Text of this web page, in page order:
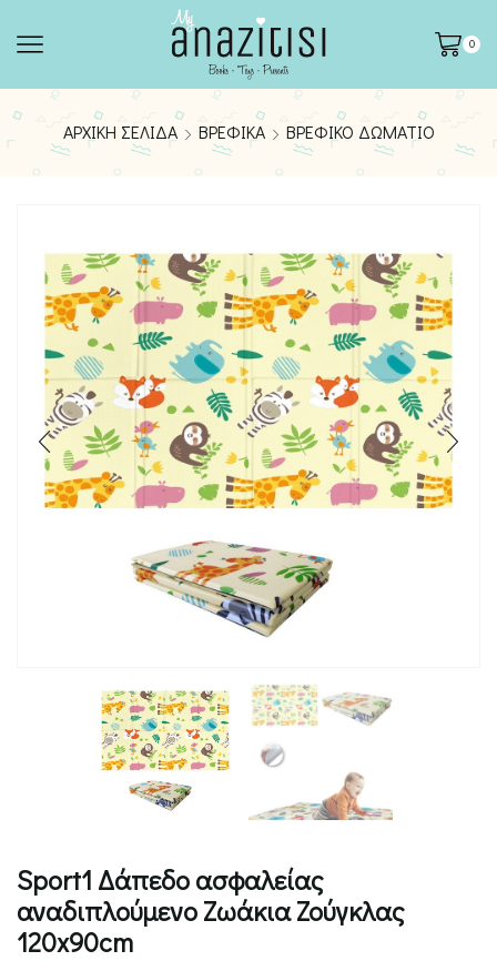
0
ΑΡΧΙΚΉ ΣΕΛΊΔΑ ΒΡΕΦΙΚΆ ΒΡΕΦΙΚΌ ΔΩΜΆΤΙΟ
Sport1 Δάπεδο ασφαλείας
αναδιπλούμενο Ζωάκια Ζούγκλας
120x90cm